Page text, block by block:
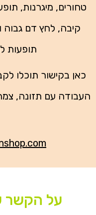
טחורים, מיגרנות,
קיבה, לחץ דם גבוה
תופעות
כאן בקישור תוכלו
העבודה עם תזונה,
על הקשר